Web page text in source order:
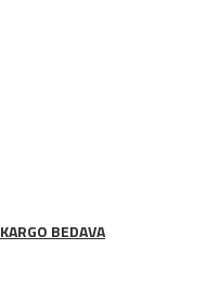
KARGO BEDAVA